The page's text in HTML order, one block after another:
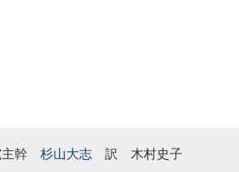
主幹 杉山大志 訳 木村史子